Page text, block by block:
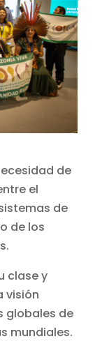
de
el
de
de los
clase y
visión
globales de
mundiales.